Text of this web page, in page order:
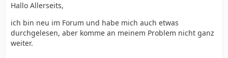
Hallo Allerseits,
ich bin neu im Forum und habe mich auch etwas
durchgelesen, aber komme an meinem Problem nicht ganz
weiter.